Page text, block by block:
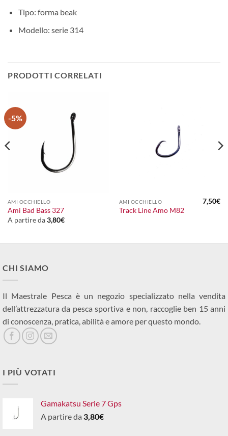
Tipo: forma beak
Modello: serie 314
PRODOTTI CORRELATI
-5%
AMI OCCHIELLO
Ami Bad Bass 327
A partire da3,80€
AMI OCCHIELLO
Track Line Amo M82
7,50€
CHI SIAMO
Il Maestrale Pesca è un negozio specializzato nella vendita
dell’attrezzatura da pesca sportiva e non, raccoglie ben 15 anni
di conoscenza, pratica, abilità e amore per questo mondo.
I PIÙ VOTATI
Gamakatsu Serie 7 Gps
A partire da 3,80€